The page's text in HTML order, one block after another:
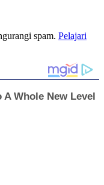
spam. Pelajari